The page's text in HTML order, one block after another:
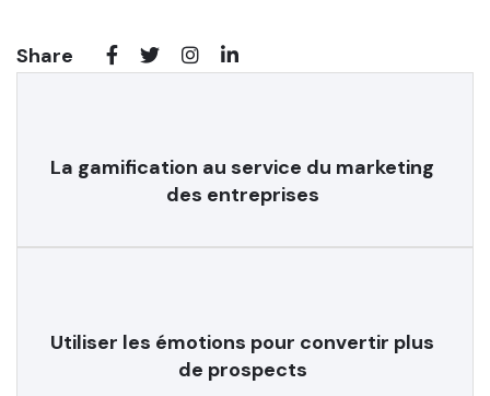
Share
La gamification au service du marketing
des entreprises
Utiliser les émotions pour convertir plus
de prospects